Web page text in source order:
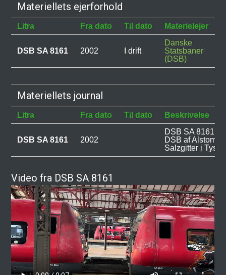
Materiellets ejerforhold
Litra Fra dato Til dato Materielejer
DSB SA 8161 2002 I drift
Danske
Statsbaner
(DSB)
Materiellets journal
Litra Fra dato Til dato Beskrivelse
DSB SA 8161 2002
DSB SA 8161
DSB af Alstom
Salzgitter i
Video fra DSB SA 8161